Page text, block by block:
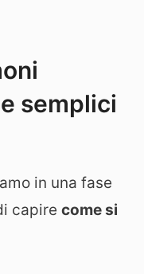
semplici
in una fase
capire come si